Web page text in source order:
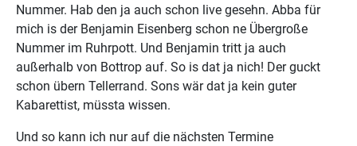
Nummer. Hab den ja auch schon live gesehn. Abba für
mich is der Benjamin Eisenberg schon ne Übergroße
Nummer im Ruhrpott. Und Benjamin tritt ja auch
außerhalb von Bottrop auf. So is dat ja nich! Der guckt
schon übern Tellerrand. Sons wär dat ja kein guter
Kabarettist, müssta wissen.
Und so kann ich nur auf die nächsten Termine